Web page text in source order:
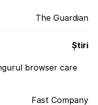
The Guardian
Fast Company
Știri
browser care